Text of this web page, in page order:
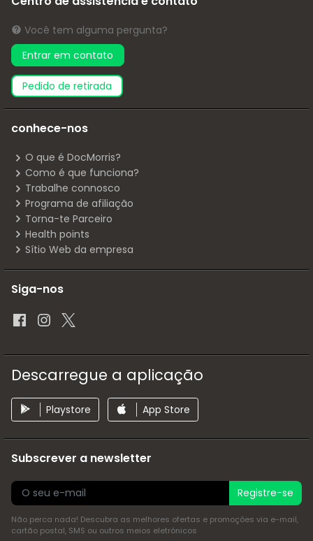
Você tem alguma pergunta?
Entrar em contato
pedido de retirada
conhece-nos
O que é DocMorris?
Como é que funciona?
Trabalhe connosco
Programa de afiliação
Torna-te Parceiro
Health points
Sítio Web da empresa
Siga-nos
Descarregue a aplicação
Playstore App Store
Subscrever a newsletter
Registre-se
Não perca nada! Descubra as melhores ofertas e promoções via e-mail,
cartão postal, SMS ou outros meios eletrónicos